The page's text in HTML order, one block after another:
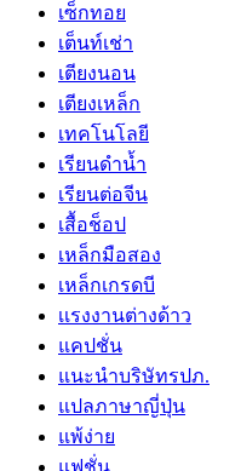
เซ็กทอย
เต็นท์เช่า
เตียงนอน
เตียงเหล็ก
เทคโนโลยี
เรียนดำน้ำ
เรียนต่อจีน
เสื้อช็อป
เหล็กมือสอง
เหล็กเกรดบี
เเรงงานต่างด้าว
แคปชั่น
แนะนำบริษัทรปภ.
แปลภาษาญี่ปุ่น
แพ้ง่าย
แฟชั่น